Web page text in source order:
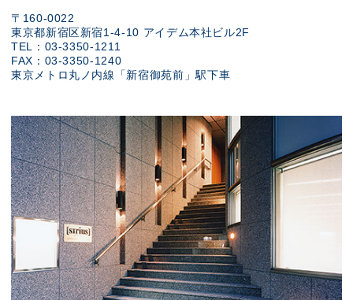
〒160-0022
東京都新宿区新宿1-4-10 アイデム本社ビル2F
TEL：03-3350-1211
FAX：03-3350-1240
東京メトロ丸ノ内線「新宿御苑前」駅下車